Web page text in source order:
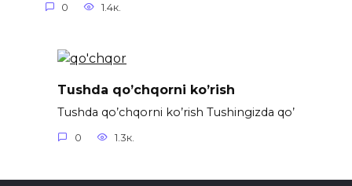
0 1.4к.
Tushda qo’chqorni ko’rish
Tushda qo’chqorni ko’rish Tushingizda qo’
0 1.3к.